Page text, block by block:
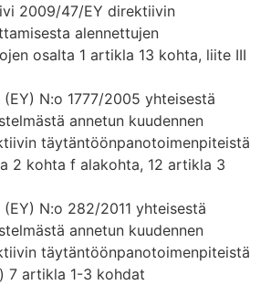
2009/47/EY direktiivin
alennettujen
osalta 1 artikla 13 kohta, liite III
N:o 1777/2005 yhteisestä
annetun kuudennen
täytäntöönpanotoimenpiteistä
2 kohta f alakohta, 12 artikla 3
N:o 282/2011 yhteisestä
annetun kuudennen
täytäntöönpanotoimenpiteistä
7 artikla 1-3 kohdat